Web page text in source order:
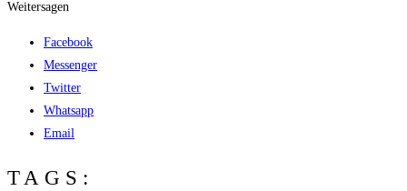
Weitersagen
Facebook
Messenger
Twitter
Whatsapp
Email
TAGS: